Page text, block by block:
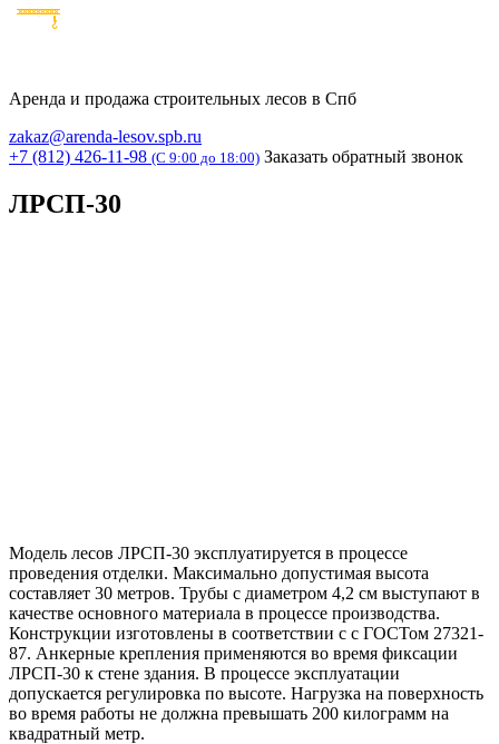
Аренда и продажа строительных лесов в Спб
zakaz@arenda-lesov.spb.ru
+7 (812) 426-11-98 (C 9:00 до 18:00) Заказать обратный звонок
ЛРСП-30
Модель лесов ЛРСП-30 эксплуатируется в процессе
проведения отделки. Максимально допустимая высота
составляет 30 метров. Трубы с диаметром 4,2 см выступают в
качестве основного материала в процессе производства.
Конструкции изготовлены в соответствии с с ГОСТом 27321-
87. Анкерные крепления применяются во время фиксации
ЛРСП-30 к стене здания. В процессе эксплуатации
допускается регулировка по высоте. Нагрузка на поверхность
во время работы не должна превышать 200 килограмм на
квадратный метр.